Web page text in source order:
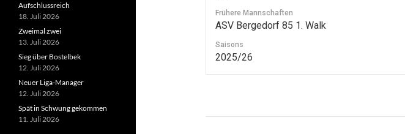
Frühere Mannschaften
ASV Bergedorf 85 1. Walk
Saisons
2025/26
Aufschlussreich
18. Juli 2026
Zweimal zwei
13. Juli 2026
Sieg über Bostelbek
12. Juli 2026
Neuer Liga-Manager
12. Juli 2026
Spät in Schwung gekommen
11. Juli 2026